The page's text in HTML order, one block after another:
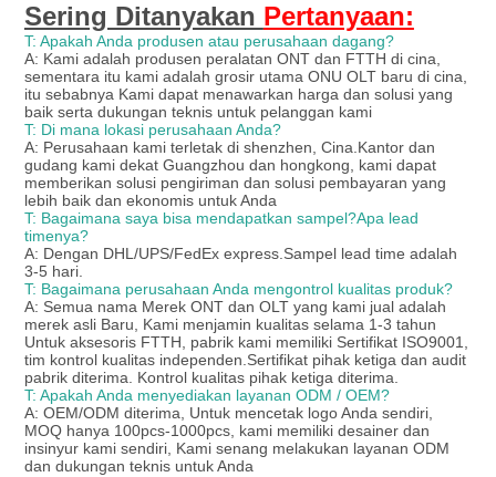
Sering Ditanyakan Pertanyaan:
T: Apakah Anda produsen atau perusahaan dagang?
A: Kami adalah produsen peralatan ONT dan FTTH di cina,
sementara itu kami adalah grosir utama ONU OLT baru di cina,
itu sebabnya Kami dapat menawarkan harga dan solusi yang
baik serta dukungan teknis untuk pelanggan kami
T: Di mana lokasi perusahaan Anda?
A: Perusahaan kami terletak di shenzhen, Cina.Kantor dan
gudang kami dekat Guangzhou dan hongkong, kami dapat
memberikan solusi pengiriman dan solusi pembayaran yang
lebih baik dan ekonomis untuk Anda
T: Bagaimana saya bisa mendapatkan sampel?Apa lead
timenya?
A: Dengan DHL/UPS/FedEx express.Sampel lead time adalah
3-5 hari.
T: Bagaimana perusahaan Anda mengontrol kualitas produk?
A: Semua nama Merek ONT dan OLT yang kami jual adalah
merek asli Baru, Kami menjamin kualitas selama 1-3 tahun
Untuk aksesoris FTTH, pabrik kami memiliki Sertifikat ISO9001,
tim kontrol kualitas independen.Sertifikat pihak ketiga dan audit
pabrik diterima. Kontrol kualitas pihak ketiga diterima.
T: Apakah Anda menyediakan layanan ODM / OEM?
A: OEM/ODM diterima, Untuk mencetak logo Anda sendiri,
MOQ hanya 100pcs-1000pcs, kami memiliki desainer dan
insinyur kami sendiri, Kami senang melakukan layanan ODM
dan dukungan teknis untuk Anda